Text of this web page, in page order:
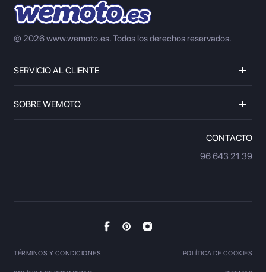
© 2026 www.wemoto.es.Todos los derechos reservados.
SERVICIO AL CLIENTE
SOBRE WEMOTO
CONTACTO
96 643 21 39
TÉRMINOS Y CONDICIONES POLÍTICA DE COOKIES